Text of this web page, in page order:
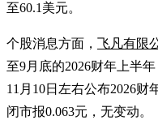
至60.1美元。
个股消息方面， 飞凡有限
至9月底的2026财年上半
11月10日左右公布2026
闭市报0.063元，无变动。